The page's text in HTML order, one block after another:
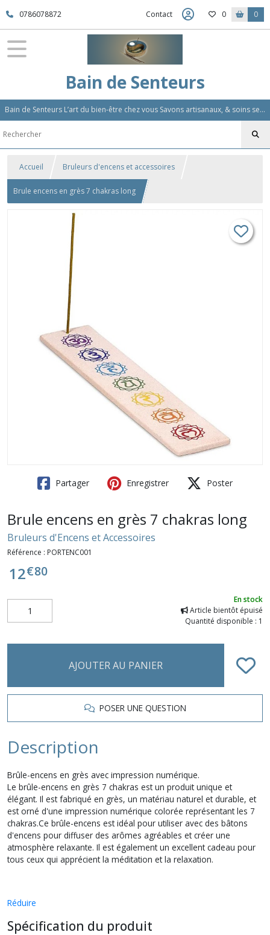
0786078872 Contact 0 0
Bain de Senteurs
Bain de Senteurs L’art du bien-être chez vous Savons artisanaux, & soins sensoriels, Aromathérapie et Parfums d'Ambiance,Soin Des Cheveux
Accueil Bruleurs d'encens et accessoires
Brule encens en grès 7 chakras long
Partager Enregistrer Poster
Brule encens en grès 7 chakras long
Bruleurs d'Encens et Accessoires
Référence : PORTENC001
12€80
En stock
Article bientôt épuisé
Quantité disponible : 1
AJOUTER AU PANIER
POSER UNE QUESTION
Description
Brûle-encens en grès avec impression numérique.
Le brûle-encens en grès 7 chakras est un produit unique et
élégant. Il est fabriqué en grès, un matériau naturel et durable, et
est orné d'une impression numérique colorée représentant les 7
chakras.Ce brûle-encens est idéal pour utiliser avec des bâtons
d'encens pour diffuser des arômes agréables et créer une
atmosphère relaxante. Il est également un excellent cadeau pour
tous ceux qui apprécient la méditation et la relaxation.
Réduire
Spécification du produit